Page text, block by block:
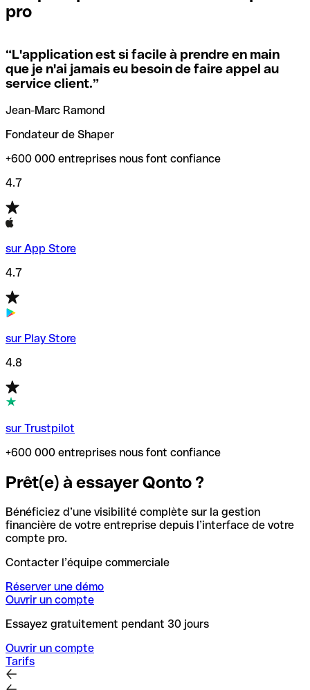
locales.
Si vous n'êtes pas sûr du code SWIFT que vous devriez
utiliser, nous avons développé un outil de recherche de
codes SWIFT par nom de banque.
vérification/recherche de codes SWIFT. Ainsi, vous pouvez
trouver et vérifier vos codes SWIFT avant de réaliser vos
transferts d’argent.
pro
“L'application est si facile à prendre en main
que je n'ai jamais eu besoin de faire appel au
service client.”
Jean-Marc Ramond
Fondateur de Shaper
+600 000 entreprises nous font confiance
4.7
sur App Store
4.7
sur Play Store
4.8
sur Trustpilot
+600 000 entreprises nous font confiance
Prêt(e) à essayer Qonto ?
Bénéficiez d’une visibilité complète sur la gestion
financière de votre entreprise depuis l’interface de votre
compte pro.
Contacter l’équipe commerciale
Réserver une démo
Ouvrir un compte
Essayez gratuitement pendant 30 jours
Ouvrir un compte
Tarifs